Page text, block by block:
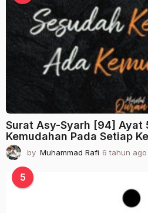
Surat Asy-Syarh [94] Ayat
Kemudahan Pada Setiap
by Muhammad Rafi 6 tahun ago
5